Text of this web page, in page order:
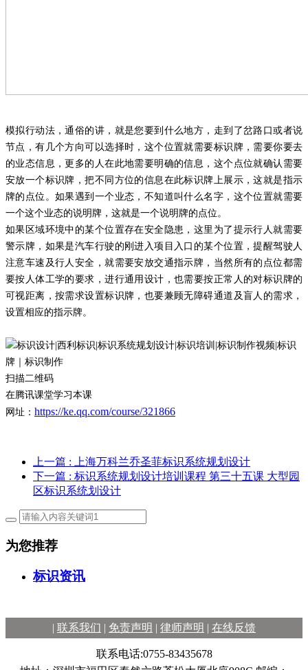
模拟行动法，通俗的讲，就是您要到什么地方，走到了岔路口或者说
节点，有几个方向可以选择时，这个位置就需要标识牌，需要你要去
的业态信息，更多的人在此地需要明确的信息，这个点位就确认需要
安放一个标识牌，把不同方位的信息在此标识牌上展示，这就是指示
牌的点位。如果遇到一个业态，不知道叫什么名字，这个位置就需要
一个这个业态的说明牌，这就是一个说明牌的点位。
如果区域环境中的某个位置存在安全隐患，这里为了提示行人就需要
警示牌，如果是汽车行驶的刚进入项目入口的某个位置，提醒驾驶人
注意车速及行人安全，就需要安放交通指示牌，当然所有的点位都需
要按人体工学的要求，进行通用设计，也需要按正常人的对标识牌的
可视距离，按需求设置标识牌，也要兼顾无障碍通道及盲人的需求，
设置相应的指示牌。
扫描二维码
在腾讯课堂学习本课
网址： https://ke.qq.com/course/321866
上一篇 : 上海万科兰乔圣菲标识系统规划设计
下一篇 : 标识系统规划设计培训课程 第三十五课 大型园
区标识系统划设计
为您推荐
标识资讯
| 联系我们 | 免责声明 | 律师声明 | 在线反馈
联系电话:0755-83435678